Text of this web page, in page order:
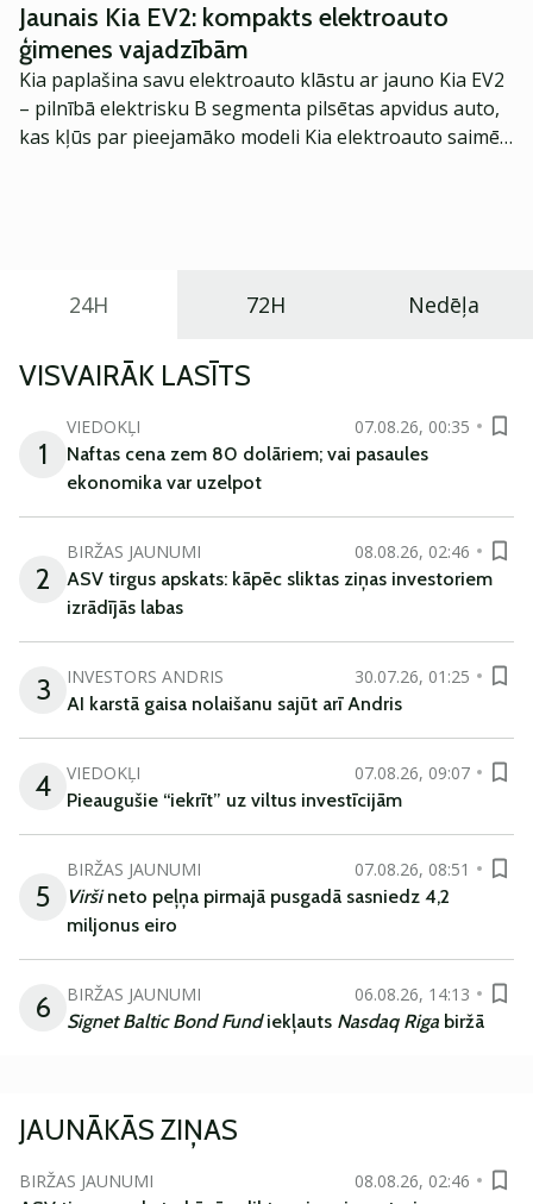
Jaunais Kia EV2: kompakts elektroauto
ģimenes vajadzībām
Kia paplašina savu elektroauto klāstu ar jauno Kia EV2
– pilnībā elektrisku B segmenta pilsētas apvidus auto,
kas kļūs par pieejamāko modeli Kia elektroauto saimē
24H 72H Nedēļa
VISVAIRĀK LASĪTS
1
VIEDOKĻI
07.08.26, 00:35
Naftas cena zem 80 dolāriem; vai pasaules
ekonomika var uzelpot
2
BIRŽAS JAUNUMI
08.08.26, 02:46
ASV tirgus apskats: kāpēc sliktas ziņas investoriem
izrādījās labas
3 INVESTORS ANDRIS
30.07.26, 01:25
AI karstā gaisa nolaišanu sajūt arī Andris
4 VIEDOKĻI
07.08.26, 09:07
Pieaugušie “iekrīt” uz viltus investīcijām
5
BIRŽAS JAUNUMI
07.08.26, 08:51
Viršineto peļņa pirmajā pusgadā sasniedz 4,2
miljonus eiro
6 BIRŽAS JAUNUMI
06.08.26, 14:13
Signet Baltic Bond Fundiekļauts Nasdaq Riga biržā
JAUNĀKĀS ZIŅAS
BIRŽAS JAUNUMI
08.08.26, 02:46